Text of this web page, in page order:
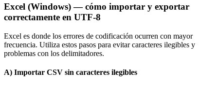
Excel (Windows) — cómo importar y exportar
correctamente en UTF‑8
Excel es donde los errores de codificación ocurren con mayor
frecuencia. Utiliza estos pasos para evitar caracteres ilegibles y
problemas con los delimitadores.
A) Importar CSV sin caracteres ilegibles